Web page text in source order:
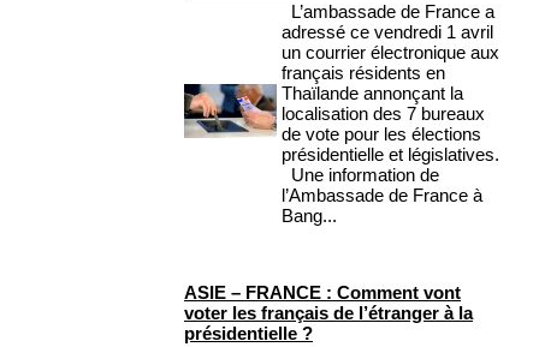
L’ambassade de France a
adressé ce vendredi 1 avril
un courrier électronique aux
français résidents en
Thaïlande annonçant la
localisation des 7 bureaux
de vote pour les élections
présidentielle et législatives.
Une information de
l’Ambassade de France à
Bang...
ASIE – FRANCE : Comment vont
voter les français de l’étranger à la
présidentielle ?